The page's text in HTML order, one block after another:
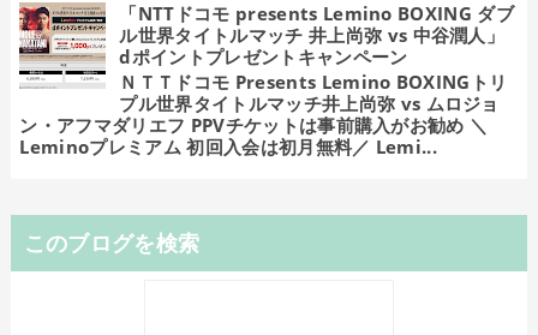
「NTTドコモ presents Lemino BOXING ダブ
ル世界タイトルマッチ 井上尚弥 vs 中谷潤人」
dポイントプレゼントキャンペーン
ＮＴＴドコモ Presents Lemino BOXINGトリ
プル世界タイトルマッチ井上尚弥 vs ムロジョ
ン・アフマダリエフ PPVチケットは事前購入がお勧め ＼
Leminoプレミアム 初回入会は初月無料／ Lemi...
このブログを検索